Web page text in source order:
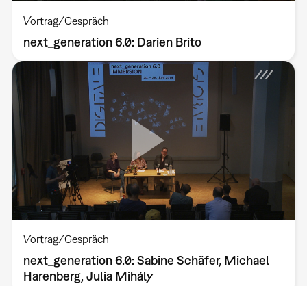
Vortrag/Gespräch
next_generation 6.0: Darien Brito
Vortrag/Gespräch
next_generation 6.0: Sabine Schäfer, Michael
Harenberg, Julia Mihály